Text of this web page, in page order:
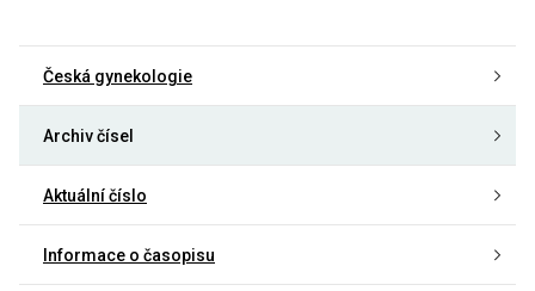
Česká gynekologie
Archiv čísel
Aktuální číslo
Informace o časopisu